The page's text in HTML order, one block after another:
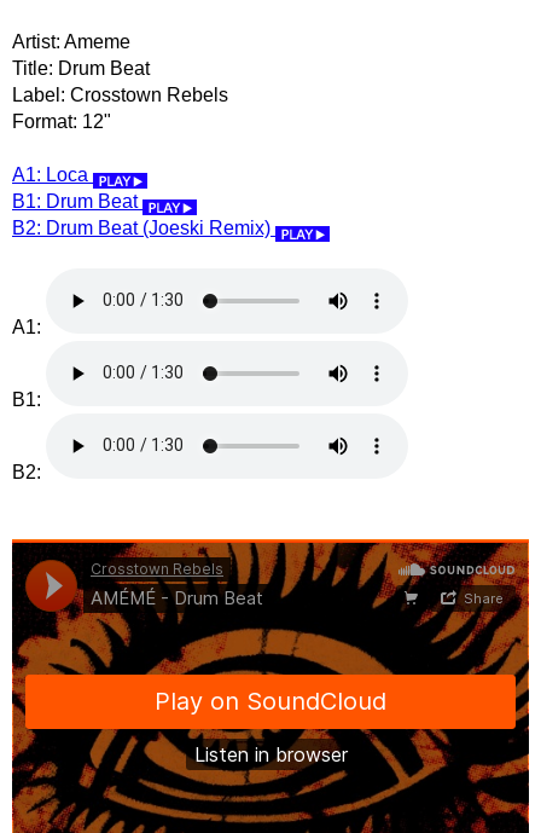
Artist: Ameme
Title: Drum Beat
Label: Crosstown Rebels
Format: 12"
A1: Loca
B1: Drum Beat
B2: Drum Beat (Joeski Remix)
A1:
B1:
B2: